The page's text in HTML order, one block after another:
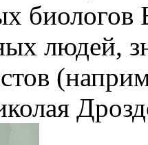
людей,